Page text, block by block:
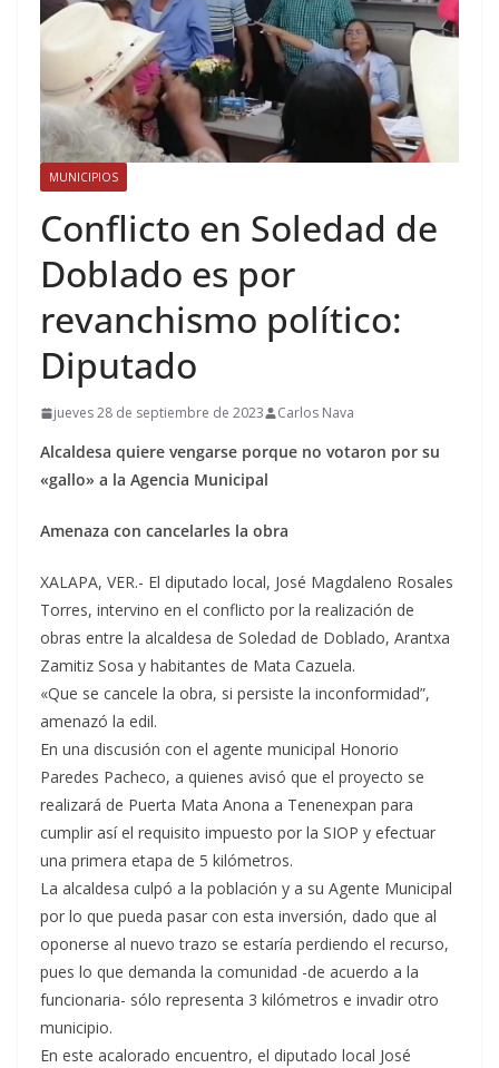
MUNICIPIOS
Conflicto en Soledad de
Doblado es por
revanchismo político:
Diputado
jueves 28 de septiembre de 2023 Carlos Nava
Alcaldesa quiere vengarse porque no votaron por su
«gallo» a la Agencia Municipal
Amenaza con cancelarles la obra
XALAPA, VER.- El diputado local, José Magdaleno Rosales
Torres, intervino en el conflicto por la realización de
obras entre la alcaldesa de Soledad de Doblado, Arantxa
Zamitiz Sosa y habitantes de Mata Cazuela.
«Que se cancele la obra, si persiste la inconformidad”,
amenazó la edil.
En una discusión con el agente municipal Honorio
Paredes Pacheco, a quienes avisó que el proyecto se
realizará de Puerta Mata Anona a Tenenexpan para
cumplir así el requisito impuesto por la SIOP y efectuar
una primera etapa de 5 kilómetros.
La alcaldesa culpó a la población y a su Agente Municipal
por lo que pueda pasar con esta inversión, dado que al
oponerse al nuevo trazo se estaría perdiendo el recurso,
pues lo que demanda la comunidad -de acuerdo a la
funcionaria- sólo representa 3 kilómetros e invadir otro
municipio.
En este acalorado encuentro, el diputado local José